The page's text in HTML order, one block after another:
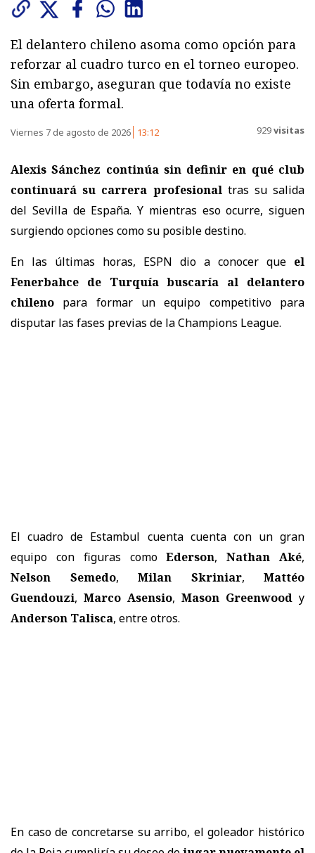
El delantero chileno asoma como opción para
reforzar al cuadro turco en el torneo europeo.
Sin embargo, aseguran que todavía no existe
una oferta formal.
Viernes 7 de agosto de 2026 13:12 929visitas
Alexis Sánchez continúa sin definir en qué club
continuará su carrera profesionaltras su salida
del Sevilla de España. Y mientras eso ocurre, siguen
surgiendo opciones como su posible destino.
En las últimas horas, ESPN dio a conocer que el
Fenerbahce de Turquía buscaría al delantero
chileno para formar un equipo competitivo para
disputar las fases previas de la Champions League.
El cuadro de Estambul cuenta cuenta con un gran
equipo con figuras comoEderson,Nathan Aké,
Nelson Semedo, Milan Skriniar, Mattéo
Guendouzi, Marco Asensio, Mason Greenwood y
Anderson Talisca, entre otros.
En caso de concretarse su arribo, el goleador histórico